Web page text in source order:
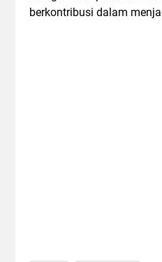
berkontribusi dalam